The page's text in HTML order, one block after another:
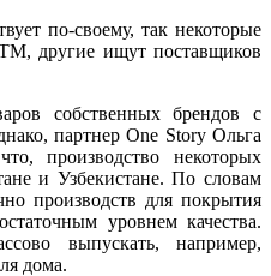
по-своему, так некоторые
другие ищут поставщиков
собственных брендов с
партнер One Story Ольга
производство некоторых
и Узбекистане. По словам
производств для покрытия
уровнем качества.
выпускать, например,
дома.